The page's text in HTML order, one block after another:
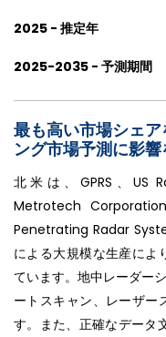
2025 - 推定年
2025-2035 - 予測期間
最も高い市場シェ
ング市場予測に影
北米は、GPRS、US
Metrotech
Penetrating Radar
による大規模な生産によ
ています。地中レーダー
ートスキャン、レーザー
す。また、正確なデータ